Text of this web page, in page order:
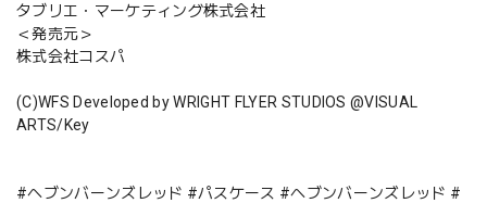
タブリエ・マーケティング株式会社
＜発売元＞
株式会社コスパ
(C)WFS Developed by WRIGHT FLYER STUDIOS @VISUAL
ARTS/Key
#ヘブンバーンズレッド #パスケース #ヘブンバーンズレッド #